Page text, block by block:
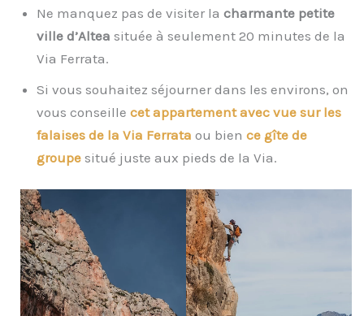
Ne manquez pas de visiter la charmante petite
ville d’Altea située à seulement 20 minutes de la
Via Ferrata.
Si vous souhaitez séjourner dans les environs, on
vous conseille cet appartement avec vue sur les
falaises de la Via Ferrata ou bien ce gîte de
groupe situé juste aux pieds de la Via.